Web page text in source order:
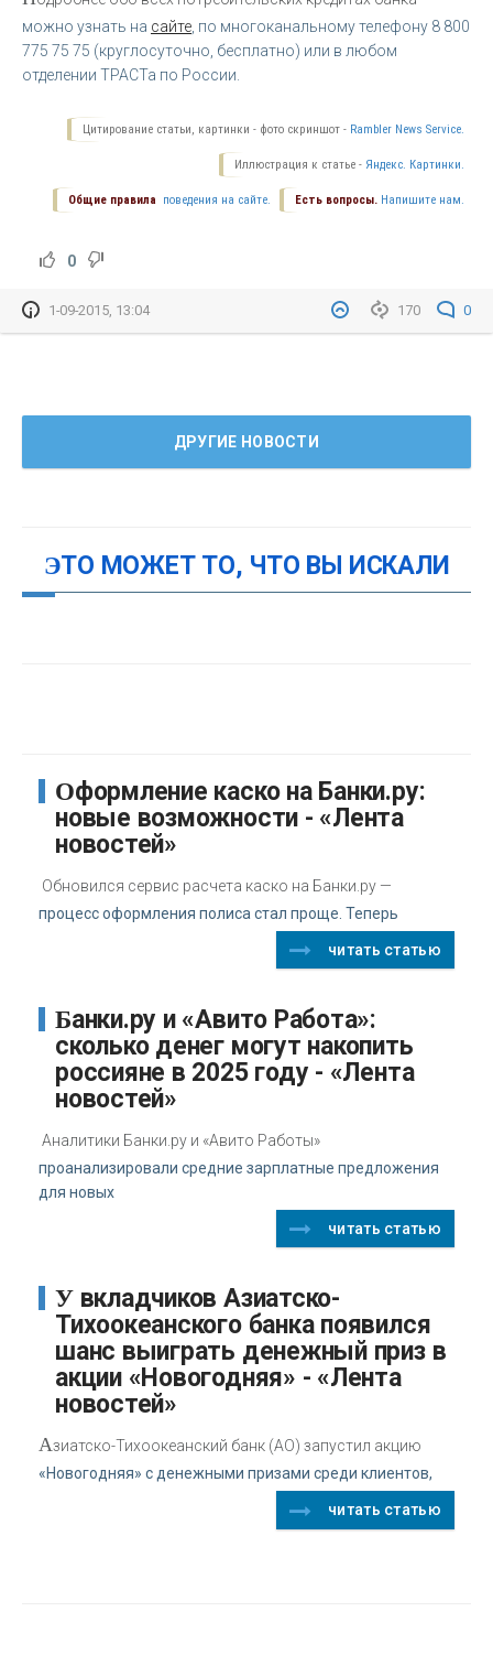
можно узнать на сайте , по многоканальному телефону 8 800
775 75 75 (круглосуточно, бесплатно) или в любом
отделении ТРАСТа по России.
Цитирование статьи, картинки - фото скриншот - Rambler News Service.
Иллюстрация к статье - Яндекс. Картинки.
Есть вопросы. Напишите нам.
Общие правила поведения на сайте.
0
170 0
1-09-2015, 13:04
ДРУГИЕ НОВОСТИ
ЭТО МОЖЕТ ТО, ЧТО ВЫ ИСКАЛИ
Оформление каско на Банки.ру:
новые возможности - «Лента
новостей»
Обновился сервис расчета каско на Банки.ру —
процесс оформления полиса стал проще. Теперь
читать статью
Банки.ру и «Авито Работа»:
сколько денег могут накопить
россияне в 2025 году - «Лента
новостей»
Аналитики Банки.ру и «Авито Работы»
проанализировали средние зарплатные предложения
для новых
читать статью
У вкладчиков Азиатско-
Тихоокеанского банка появился
шанс выиграть денежный приз в
акции «Новогодняя» - «Лента
новостей»
Азиатско-Тихоокеанский банк (АО) запустил акцию
«Новогодняя» с денежными призами среди клиентов,
читать статью